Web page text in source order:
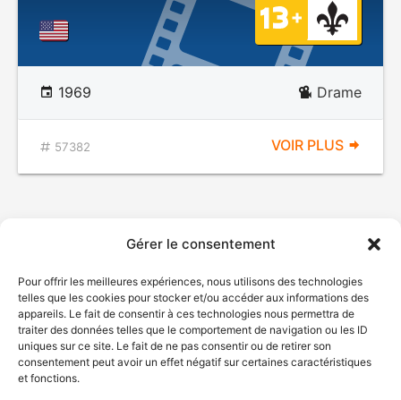
Gérer le consentement
Pour offrir les meilleures expériences, nous utilisons des technologies
telles que les cookies pour stocker et/ou accéder aux informations des
appareils. Le fait de consentir à ces technologies nous permettra de
traiter des données telles que le comportement de navigation ou les ID
uniques sur ce site. Le fait de ne pas consentir ou de retirer son
consentement peut avoir un effet négatif sur certaines caractéristiques
et fonctions.
1969 Drame
57382 VOIR PLUS
© Gouvernement du Québec, 2026